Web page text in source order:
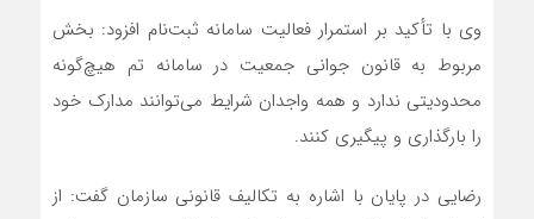
وی با تأکید بر استمرار فعالیت سامانه ثبت‌نام افزود: بخش
مربوط به قانون جوانی جمعیت در سامانه تم هیچ‌گونه
محدودیتی ندارد و همه واجدان شرایط می‌توانند مدارک خود
را بارگذاری و پیگیری کنند.
رضایی در پایان با اشاره به تکالیف قانونی سازمان گفت: از